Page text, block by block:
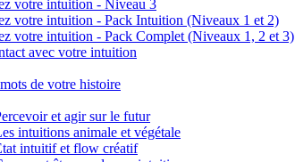
votre intuition - Niveau 3
votre intuition - Pack Intuition (Niveaux 1 et 2)
votre intuition - Pack Complet (Niveaux 1, 2 et 3)
avec votre intuition
de votre histoire
et agir sur le futur
intuitions animale et végétale
intuitif et flow créatif